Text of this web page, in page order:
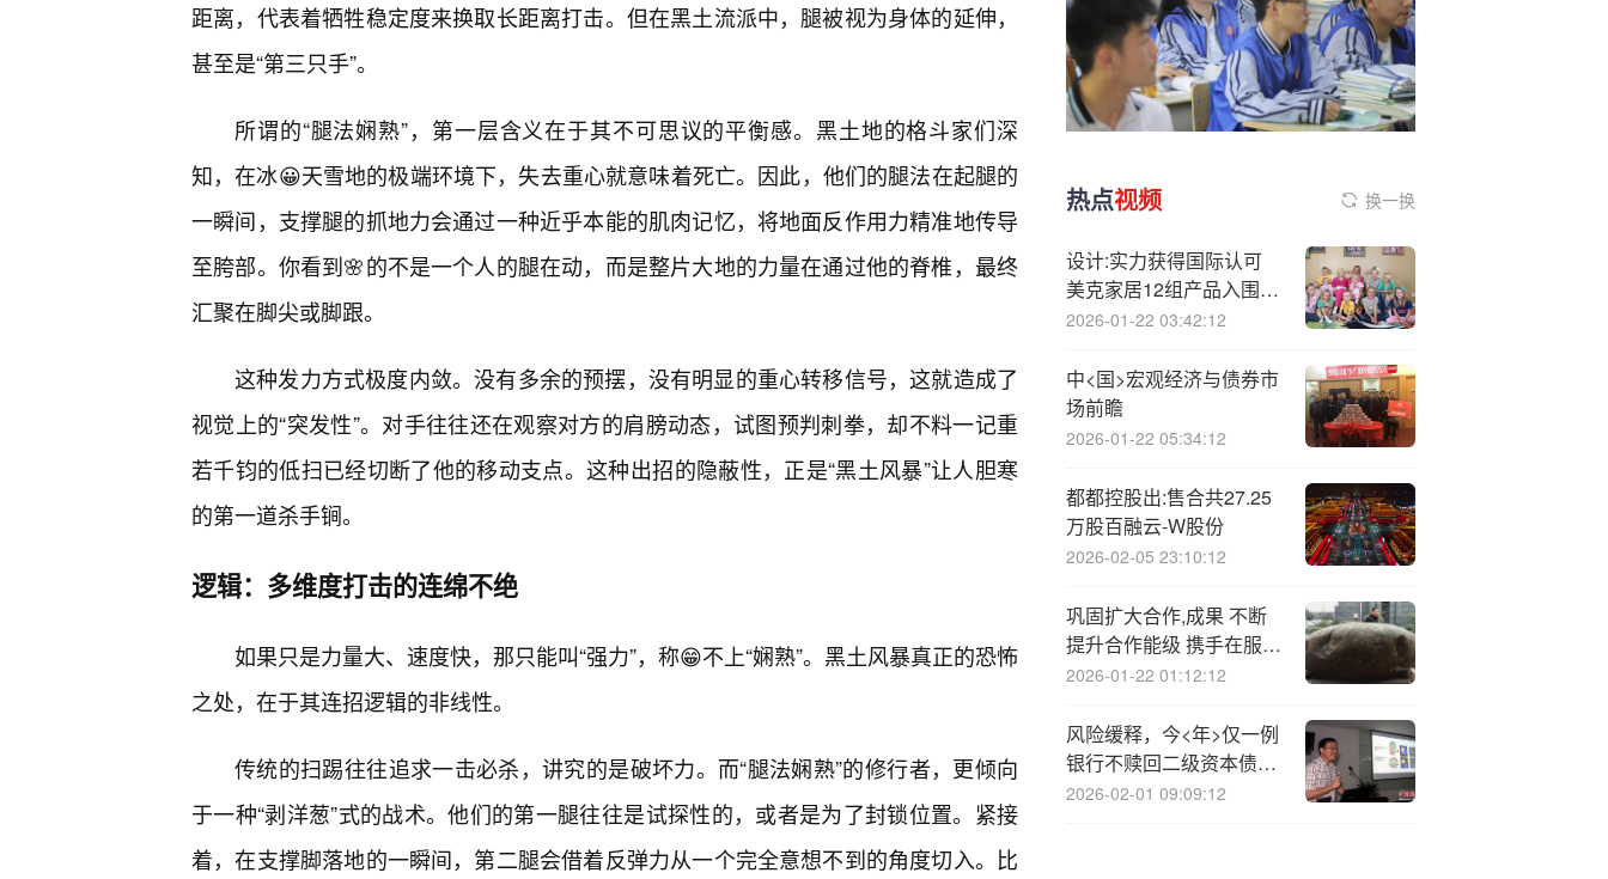
距离，代表着牺牲稳定度来换取长距离打击。但在黑土流派中，腿被视为身体的延伸，
甚至是“第三只手”。
所谓的“腿法娴熟”，第一层含义在于其不可思议的平衡感。黑土地的格斗家们深
知，在冰😀天雪地的极端环境下，失去重心就意味着死亡。因此，他们的腿法在起腿的
一瞬间，支撑腿的抓地力会通过一种近乎本能的肌肉记忆，将地面反作用力精准地传导
至胯部。你看到🌸的不是一个人的腿在动，而是整片大地的力量在通过他的脊椎，最终
汇聚在脚尖或脚跟。
这种发力方式极度内敛。没有多余的预摆，没有明显的重心转移信号，这就造成了
视觉上的“突发性”。对手往往还在观察对方的肩膀动态，试图预判刺拳，却不料一记重
若千钧的低扫已经切断了他的移动支点。这种出招的隐蔽性，正是“黑土风暴”让人胆寒
的第一道杀手锏。
逻辑：多维度打击的连绵不绝
如果只是力量大、速度快，那只能叫“强力”，称😁不上“娴熟”。黑土风暴真正的恐怖
之处，在于其连招逻辑的非线性。
传统的扫踢往往追求一击必杀，讲究的是破坏力。而“腿法娴熟”的修行者，更倾向
于一种“剥洋葱”式的战术。他们的第一腿往往是试探性的，或者是为了封锁位置。紧接
着，在支撑脚落地的一瞬间，第二腿会借着反弹力从一个完全意想不到的角度切入。比
热点视频 换一换
设计:实力获得国际认可
美克家居12组产品入围
2025美国国际尖峰设计奖
2026-01-22 03:42:12
中<国>宏观经济与债券市
场前瞻
2026-01-22 05:34:12
都都控股出:售合共27.25
万股百融云-W股份
2026-02-05 23:10:12
巩固扩大合作,成果 不断
提升合作能级 携手在服务
国家重大战略中实现互利
2026-01-22 01:12:12
风险缓释，今<年>仅一例
银行不赎回二级资本债，
央行某省分行：不赎回应
2026-02-01 09:09:12